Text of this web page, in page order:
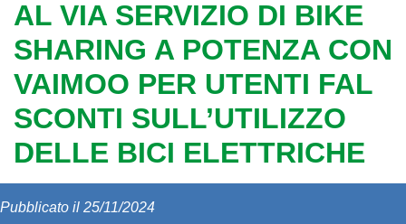
AL VIA SERVIZIO DI BIKE
SHARING A POTENZA CON
VAIMOO PER UTENTI FAL
SCONTI SULL’UTILIZZO
DELLE BICI ELETTRICHE
Pubblicato il 25/11/2024